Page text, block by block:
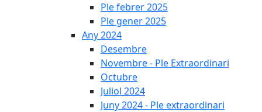
Ple febrer 2025
Ple gener 2025
Any 2024
Desembre
Novembre - Ple Extraordinari
Octubre
Juliol 2024
Juny 2024 - Ple extraordinari